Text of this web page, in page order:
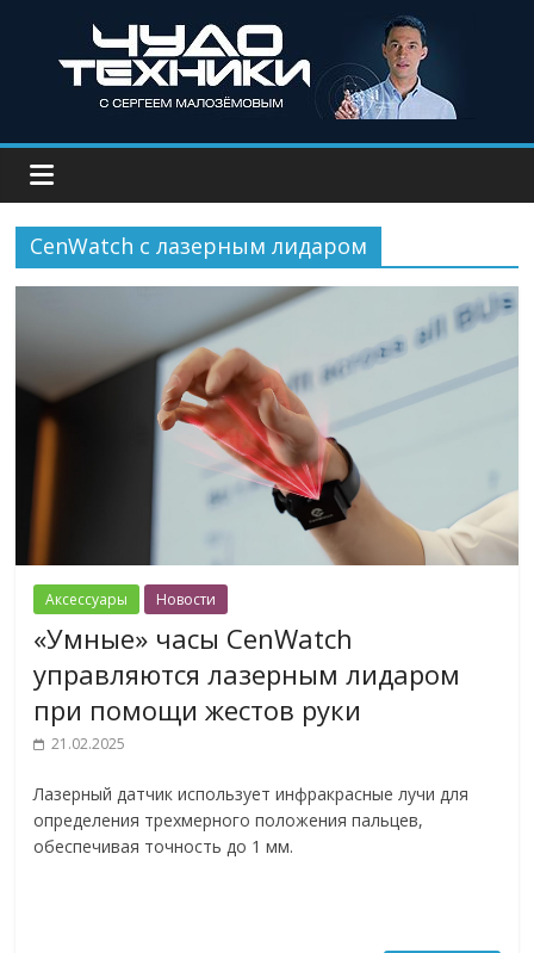
CenWatch с лазерным лидаром
Аксессуары Новости
«Умные» часы CenWatch
управляются лазерным лидаром
при помощи жестов руки
21.02.2025
Лазерный датчик использует инфракрасные лучи для
определения трехмерного положения пальцев,
обеспечивая точность до 1 мм.